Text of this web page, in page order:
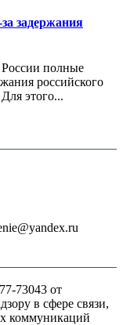
задержания
полные
российского
этого...
73043 от
в сфере связи,
коммуникаций